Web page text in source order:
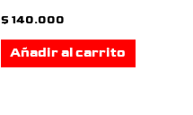
$ 140.000
Añadir al carrito